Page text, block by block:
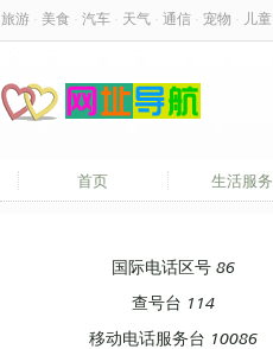
旅游 美食 汽车 天气 通信 宠物 儿童
首页 生活服务
国际电话区号 86
查号台 114
移动电话服务台 10086